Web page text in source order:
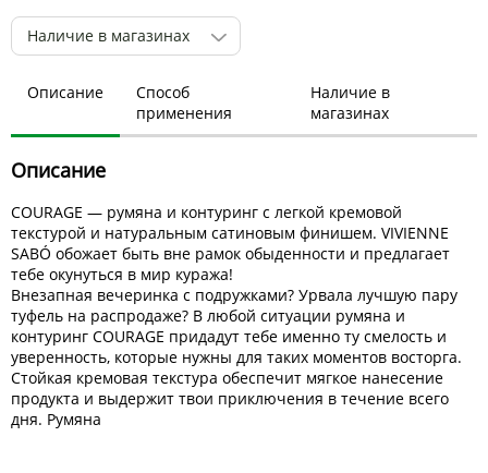
Наличие в магазинах
Описание
Способ
применения
Наличие в
магазинах
Описание
COURAGE — румяна и контуринг с легкой кремовой
текстурой и натуральным сатиновым финишем. VIVIENNE
SABÓ обожает быть вне рамок обыденности и предлагает
тебе окунуться в мир куража!
Внезапная вечеринка с подружками? Урвала лучшую пару
туфель на распродаже? В любой ситуации румяна и
контуринг COURAGE придадут тебе именно ту смелость и
уверенность, которые нужны для таких моментов восторга.
Стойкая кремовая текстура обеспечит мягкое нанесение
продукта и выдержит твои приключения в течение всего
дня. Румяна